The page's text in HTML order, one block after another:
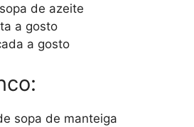
de azeite
a gosto
a gosto
sopa de manteiga